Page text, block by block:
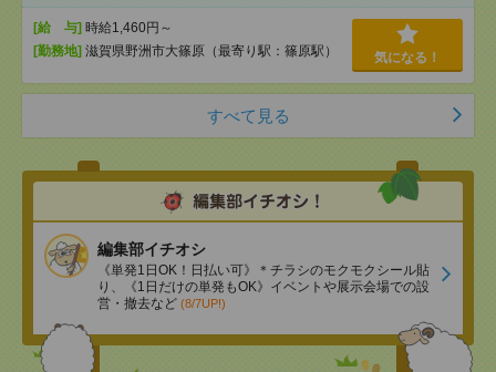
[給 与] 時給1,460円～
[勤務地] 滋賀県野洲市大篠原（最寄り駅：篠原駅） 気になる！
すべて見る
編集部イチオシ
《単発1日OK！日払い可》＊チラシのモクモクシール貼
り、《1日だけの単発もOK》イベントや展示会場での設
営・撤去など (8/7UP!)